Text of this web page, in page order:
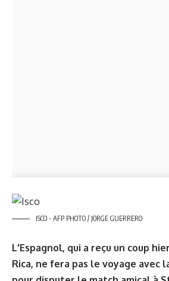
ISCO - AFP PHOTO / JORGE GUERRERO
L'Espagnol, qui a reçu un coup
Rica, ne fera pas le voyage avec